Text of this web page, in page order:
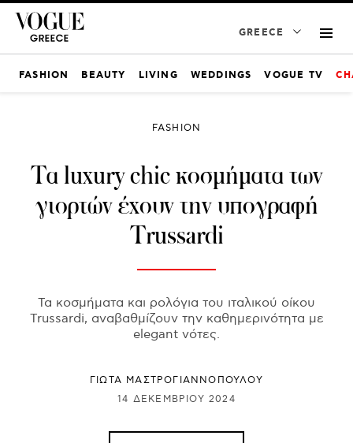
GREECE
FASHION BEAUTY LIVING WEDDINGS VOGUE TV
FASHION
Τα luxury chic κοσμήματα των
γιορτών έχουν την υπογραφή
Trussardi
Τα κοσμήματα και ρολόγια του ιταλικού οίκου
Trussardi, αναβαθμίζουν την καθημερινότητα με
elegant νότες.
ΓΙΩΤΑ ΜΑΣΤΡΟΓΙΑΝΝΟΠΟΥΛΟΥ
14 ΔΕΚΕΜΒΡΊΟΥ 2024